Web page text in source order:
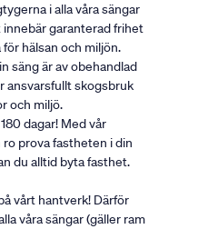
i alla våra sängar
garanterad frihet
för hälsan och miljön.
säng är av obehandlad
ansvarsfullt skogsbruk
och miljö.
dagar! Med vår
prova fastheten i din
du alltid byta fasthet.
vårt hantverk! Därför
våra sängar (gäller ram